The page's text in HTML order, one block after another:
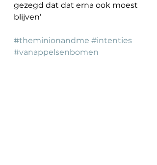
gezegd dat dat erna ook moest
blijven’
#theminionandme #intenties
#vanappelsenbomen